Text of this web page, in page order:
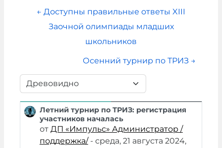
← Доступны правильные ответы XIII
Заочной олимпиады младших
школьников
Осенний турнир по ТРИЗ →
Режим отображения
Летний турнир по ТРИЗ: регистрация
участников началась
от ДП «Импульс» Администратор /
поддержка/- среда, 21 августа 2024,
Количество ответов: 0